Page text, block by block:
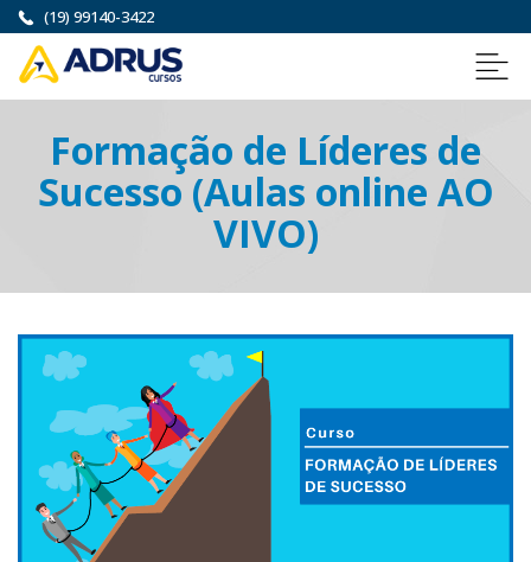
(19) 99140-3422
Formação de Líderes de
Sucesso (Aulas online AO
VIVO)